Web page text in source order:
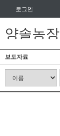
로그인
양솔농장
보도자료